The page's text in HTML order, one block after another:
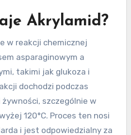
Akrylamid?
w reakcji chemicznej
asparaginowym a
takimi jak glukoza i
dochodzi podczas
szczególnie w
120°C. Proces ten nosi
i jest odpowiedzialny za